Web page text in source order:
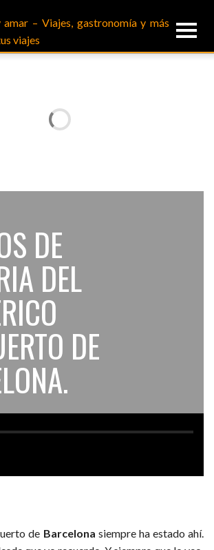
DE
DEL
DE
de Barcelona siempre ha estado ahí.